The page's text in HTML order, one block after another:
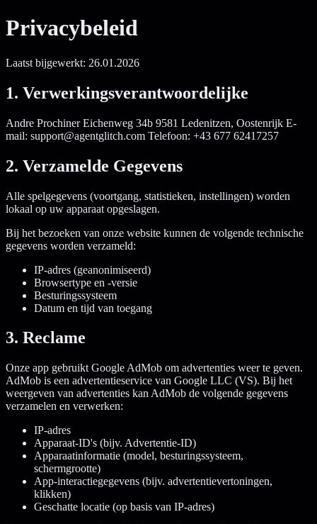
Privacybeleid
Laatst bijgewerkt: 26.01.2026
1. Verwerkingsverantwoordelijke
Andre Prochiner Eichenweg 34b 9581 Ledenitzen, Oostenrijk E-
mail: support@agentglitch.com Telefoon: +43 677 62417257
2. Verzamelde Gegevens
Alle spelgegevens (voortgang, statistieken, instellingen) worden
lokaal op uw apparaat opgeslagen.
Bij het bezoeken van onze website kunnen de volgende technische
gegevens worden verzameld:
IP-adres (geanonimiseerd)
Browsertype en -versie
Besturingssysteem
Datum en tijd van toegang
3. Reclame
Onze app gebruikt Google AdMob om advertenties weer te geven.
AdMob is een advertentieservice van Google LLC (VS). Bij het
weergeven van advertenties kan AdMob de volgende gegevens
verzamelen en verwerken:
IP-adres
Apparaat-ID's (bijv. Advertentie-ID)
Apparaatinformatie (model, besturingssysteem,
schermgrootte)
App-interactiegegevens (bijv. advertentievertoningen,
klikken)
Geschatte locatie (op basis van IP-adres)